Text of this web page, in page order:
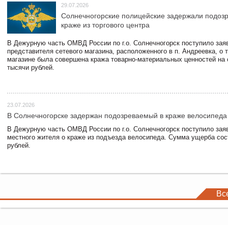
29.07.2026
Солнечногорские полицейские задержали
краже из торгового центра
В Дежурную часть ОМВД России по г.о. Солнечногорск поступило
представителя сетевого магазина, расположенного в п. Андреевка, о
магазине была совершена кража товарно-материальных ценностей
тысячи рублей.
23.07.2026
В Солнечногорске задержан подозреваемый в краже велосипеда
В Дежурную часть ОМВД России по г.о. Солнечногорск поступило
местного жителя о краже из подъезда велосипеда. Сумма ущерба
рублей.